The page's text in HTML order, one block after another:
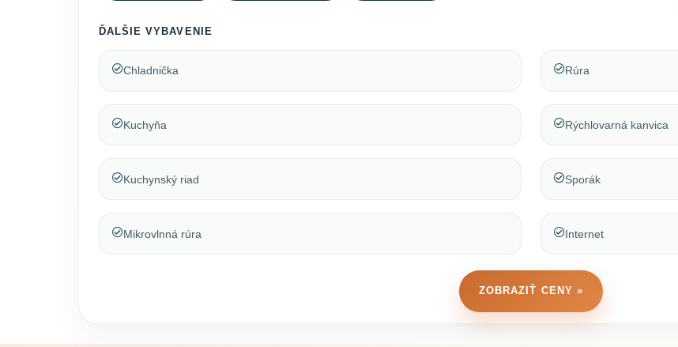
ĎALŠIE VYBAVENIE
Chladnička
Kuchyňa
Kuchynský riad
Mikrovlnná rúra
Rúra
Rýchlovarná kanvica
Sporák
Internet
ZOBRAZIŤ CENY »